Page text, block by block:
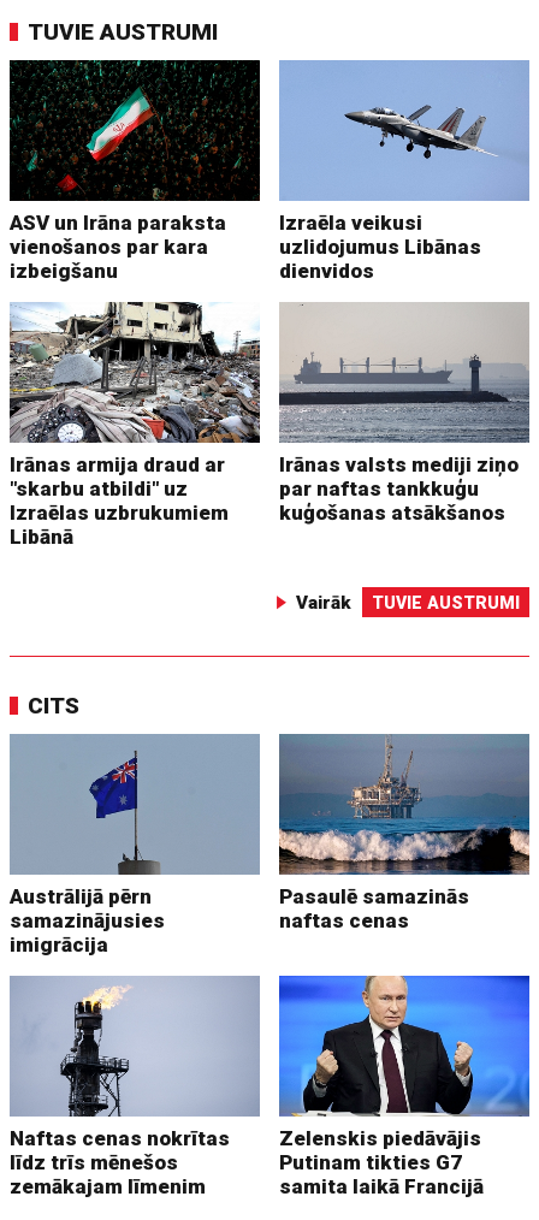
TUVIE AUSTRUMI
ASV un Irāna paraksta
vienošanos par kara
izbeigšanu
Izraēla veikusi
uzlidojumus Libānas
dienvidos
Irānas armija draud ar
"skarbu atbildi" uz
Izraēlas uzbrukumiem
Libānā
Irānas valsts mediji ziņo
par naftas tankkuģu
kuģošanas atsākšanos
Vairāk TUVIE AUSTRUMI
CITS
Austrālijā pērn
samazinājusies
imigrācija
Pasaulē samazinās
naftas cenas
Naftas cenas nokrītas
līdz trīs mēnešos
zemākajam līmenim
Zelenskis piedāvājis
Putinam tikties G7
samita laikā Francijā